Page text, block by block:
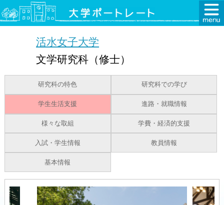
活水女子大学
文学研究科（修士）
研究科の特色 研究科での学び
学生生活支援 進路・就職情報
様々な取組 学費・経済的支援
入試・学生情報 教員情報
基本情報